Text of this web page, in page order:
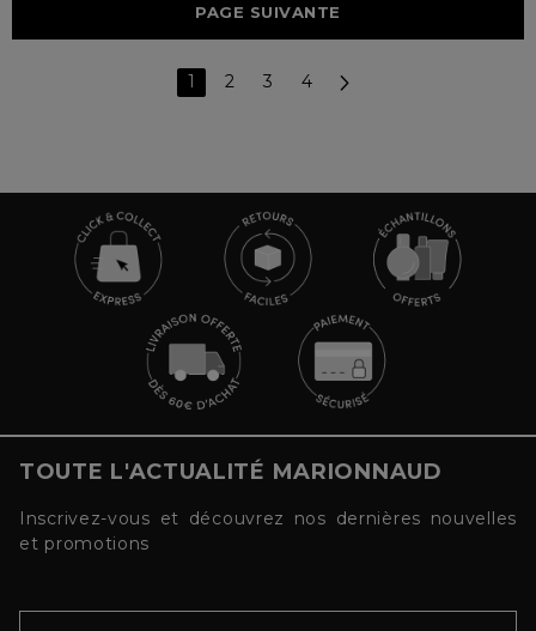
PAGE SUIVANTE
1 2 3 4
TOUTE L'ACTUALITÉ MARIONNAUD
Inscrivez-vous et découvrez nos dernières nouvelles
et promotions